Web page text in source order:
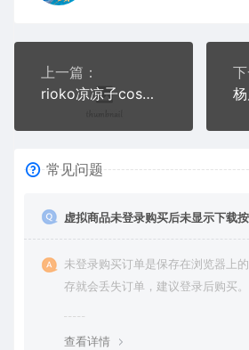
上一篇：
rioko凉凉子cos圣姨+布洛妮娅大鸭鸭+圣诞草莓蛋糕写真+视频
下
常见问题
虚拟商品未登录购买后未显示下载
未登录购买订单是保存在浏览器上
存就会丢失订单，建议登录后购买
查看详情